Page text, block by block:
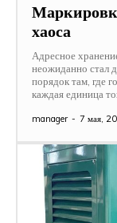
хаоса
Адресное
неожиданно стал
порядок там, где
каждая единица
manager - 7 мая,